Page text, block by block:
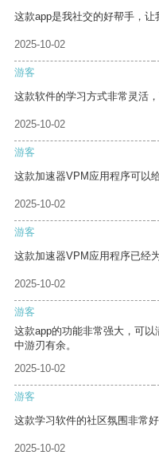
这款app是我社交的好帮手，让
2025-10-02
游客
这款软件的学习方式非常灵活
2025-10-02
游客
这款加速器VPM应用程序可以
2025-10-02
游客
这款加速器VPM应用程序已经
2025-10-02
游客
这款app的功能非常强大，可
中游刃有余。
2025-10-02
游客
这款学习软件的社区氛围非常
2025-10-02